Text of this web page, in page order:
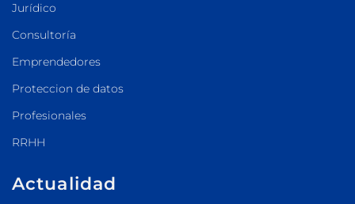
Jurídico
Consultoría
Emprendedores
Proteccion de datos
Profesionales
RRHH
Actualidad